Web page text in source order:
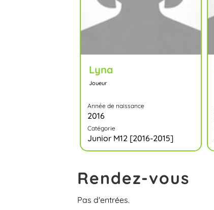
Lyna
Joueur
Année de naissance
2016
Catégorie
Junior M12 [2016-2015]
Rendez-vous
Pas d'entrées.